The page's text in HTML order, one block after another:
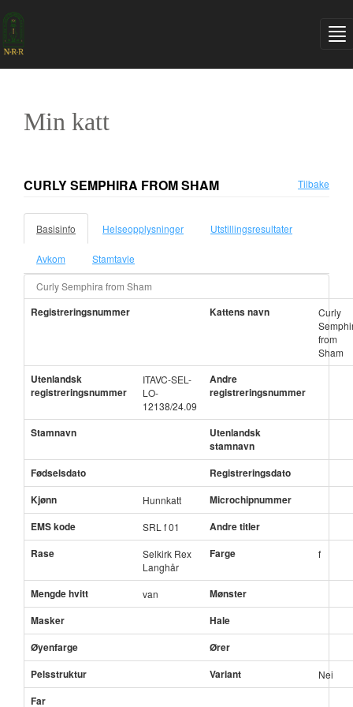
Min katt
CURLY SEMPHIRA FROM SHAM Tilbake
Basisinfo Helseopplysninger Utstillingsresultater
Avkom Stamtavle
Curly Semphira from Sham
Registreringsnummer Kattens navn
Curly
from
Sham
Utenlandsk
registreringsnummer
ITAVC-SEL-
LO-
12138/24.09
Andre
registreringsnummer
Stamnavn
Utenlandsk
stamnavn
Fødselsdato
Registreringsdato
Kjønn
Hunnkatt
Microchipnummer
EMS kode
SRL f 01
Andre titler
Rase
Selkirk Rex
Langhår
Farge f
Mengde hvitt van
Mønster
Masker
Hale
Øyenfarge
Ører
Pelsstruktur
Variant Nei
Far